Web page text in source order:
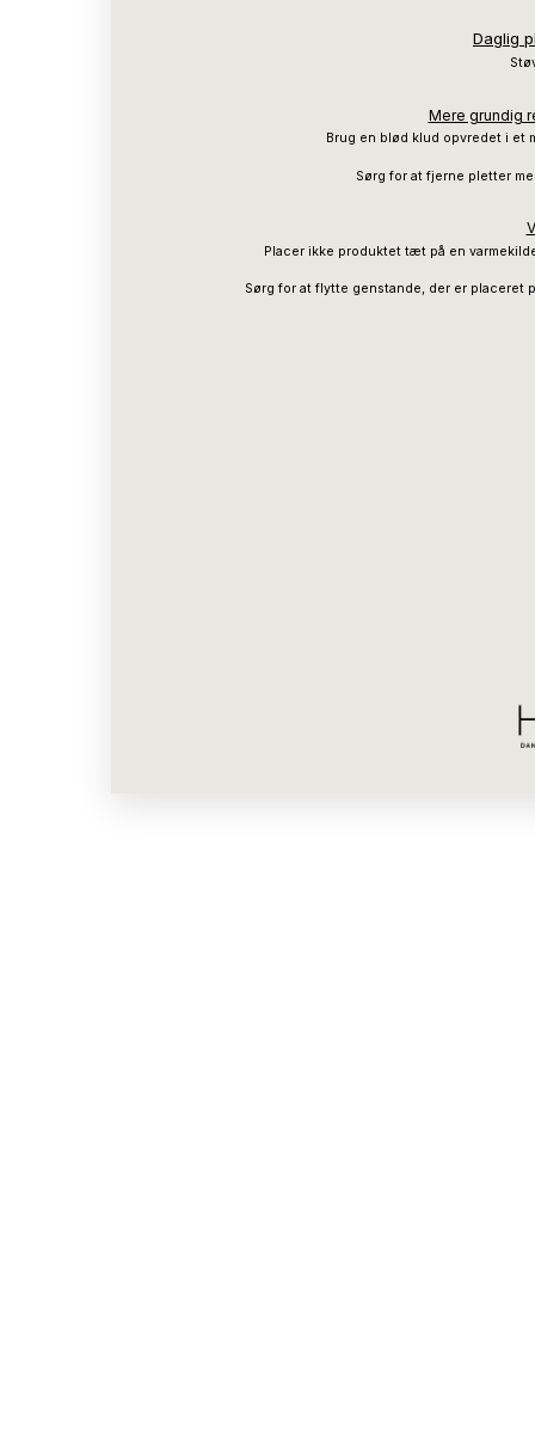
Daglig
Mere grundig
Brug en blød klud opvredet i et
Sørg for at fjerne pletter
Placer ikke produktet tæt på en
Sørg for at flytte genstande, der er placeret